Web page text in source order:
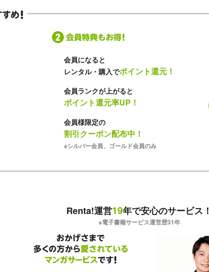
会員になると
レンタル・購入でポイント還元！
会員ランクが上がると
ポイント還元率UP！
会員様限定の
割引クーポン配布中！
※シルバー会員、ゴールド会員のみ
Renta!運営19年で安心のサービス！
※電子書籍サービス運営歴31年